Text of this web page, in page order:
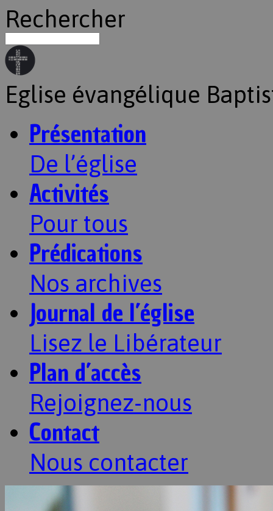
Rechercher
Eglise évangélique
Présentation
De l’église
Activités
Pour tous
Prédications
Nos archives
Journal de l’église
Lisez le Libérateur
Plan d’accès
Rejoignez-nous
Contact
Nous contacter